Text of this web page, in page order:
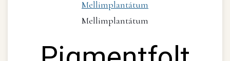
Mellimplantátum
Mellimplantátum